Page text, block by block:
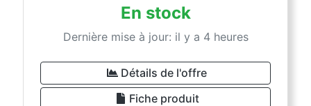
En stock
Dernière mise à jour: il y a 4 heures
Détails de l'offre
Fiche produit